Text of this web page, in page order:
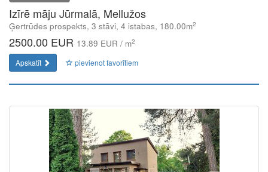
Izīrē māju Jūrmalā, Mellužos
Ģertrūdes prospekts, 3 stāvi, 4 istabas, 180.00m2
2500.00 EUR 13.89 EUR / m2
Apskatīt pievienot favorītiem